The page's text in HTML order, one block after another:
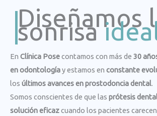
Diseñamos
sonrisa
En Clínica Posecontamos con más de 30
en odontologíay estamos en constante
los últimos avances en prostodoncia dental.
Somos conscientes de que las prótesis
solución eficazcuando los pacientes